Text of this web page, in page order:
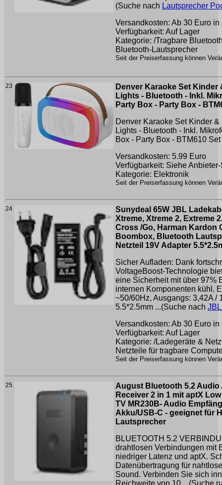
(Suche nach Lautsprecher
Versandkosten: Ab 30 Euro
Verfügbarkeit: Auf Lager
Kategorie: /Tragbare
Bluetooth-Lautsprecher
Seit der Preiserfassung können
23
Denver Karaoke Set Kinder
Lights - Bluetooth - Inkl.
Party Box - Party Box -
Denver Karaoke Set Kinder
Lights - Bluetooth - Inkl.
Box - Party Box - BTM610
Versandkosten: 5.99 Euro
Verfügbarkeit: Siehe
Kategorie: Elektronik
Seit der Preiserfassung können
24
Sunydeal 65W JBL
Xtreme, Xtreme 2, Extreme
Cross /Go, Harman Kardon
Boombox, Bluetooth
Netzteil 19V Adapter
Sicher Aufladen: Dank
VoltageBoost-Technologie
eine Sicherheit mit über 97%
internen Komponenten kühl.
~50/60Hz, Ausgangs: 3,42A /
5.5*2.5mm ...(Suche nach
Versandkosten: Ab 30 Euro
Verfügbarkeit: Auf Lager
Kategorie: /Ladegeräte &
Netzteile für tragbare
Seit der Preiserfassung können
25
August Bluetooth 5.2 Audio
Receiver 2 in 1 mit aptX
TV MR230B- Audio
Akku/USB-C - geeignet für
Lautsprecher
BLUETOOTH 5.2
drahtlosen Verbindungen mit
niedriger Latenz und aptX.
Datenübertragung für
Sound. Verbinden Sie sich